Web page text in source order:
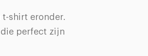
t-shirt eronder.
perfect zijn